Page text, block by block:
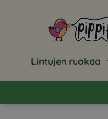
Pippifoder logo
Lintujen ruokaa